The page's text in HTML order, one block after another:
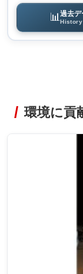
📊過去デ
History
環境に貢